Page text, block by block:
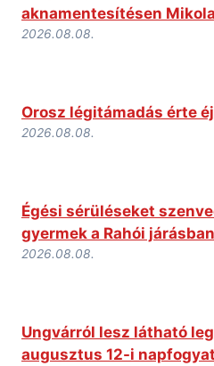
aknamentesítésen
2026.08.08.
Orosz légitámadás érte
2026.08.08.
Égési sérüléseket
gyermek a Rahói járásban
2026.08.08.
Ungvárról lesz látható
augusztus 12-i